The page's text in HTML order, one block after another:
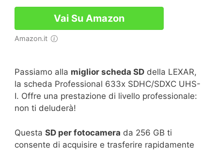
Vai Su Amazon
Amazon.it
Passiamo alla miglior scheda SD della LEXAR,
la scheda Professional 633x SDHC/SDXC UHS-
I. Offre una prestazione di livello professionale:
non ti deluderà!
Questa SD per fotocamera da 256 GB ti
consente di acquisire e trasferire rapidamente